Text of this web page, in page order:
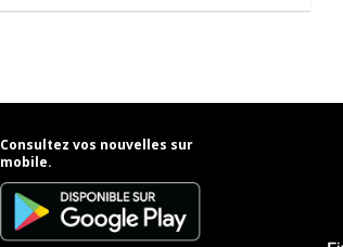
Consultez vos nouvelles sur
mobile.